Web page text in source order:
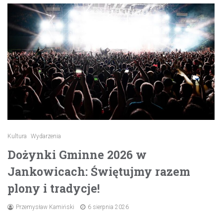
Kultura Wydarzenia
Dożynki Gminne 2026 w
Jankowicach: Świętujmy razem
plony i tradycje!
Przemysław Kamiński 6 sierpnia 2026